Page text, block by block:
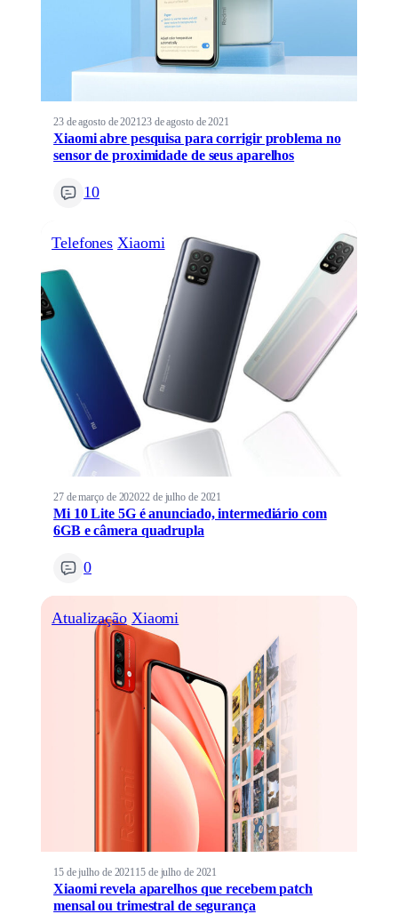
23 de agosto de 202123 de agosto de 2021
Xiaomi abre pesquisa para corrigir problema no
sensor de proximidade de seus aparelhos
10
Telefones Xiaomi
27 de março de 202022 de julho de 2021
Mi 10 Lite 5G é anunciado, intermediário com
6GB e câmera quadrupla
0
Atualização Xiaomi
15 de julho de 2021 15 de julho de 2021
Xiaomi revela aparelhos que recebem patch
mensal ou trimestral de segurança